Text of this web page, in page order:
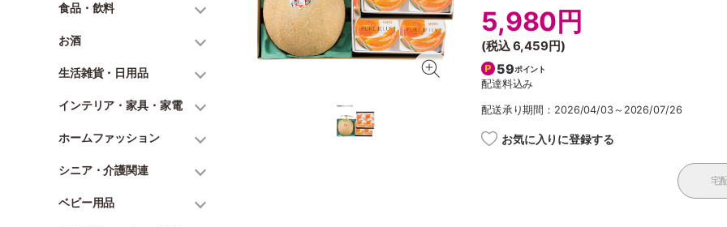
食品・飲料
お酒
生活雑貨・日用品
インテリア・家具・家電
ホームファッション
シニア・介護関連
ベビー用品
5,980円
(税込6,459円)
59ポイント
配達料込み
配送承り期間：2026/04/03～2026/07/26
お気に入りに登録する
宅